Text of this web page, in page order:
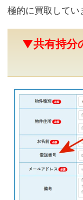
極的に買取してい
▼共有持分